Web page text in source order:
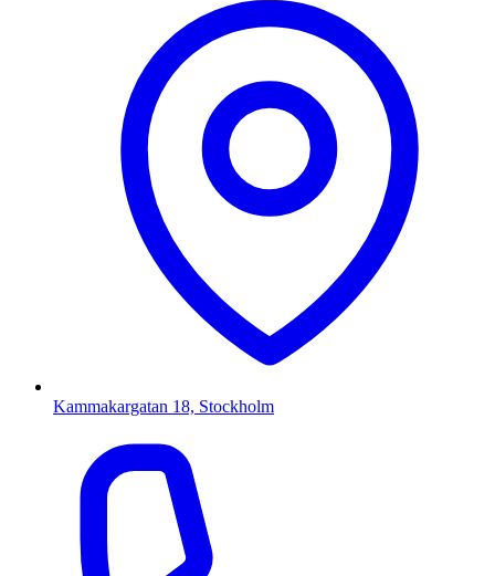
Kammakargatan 18, Stockholm